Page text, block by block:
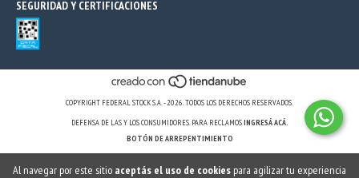
Al navegar por este sitio aceptás el uso de cookies para agilizar tu experiencia
SEGURIDAD Y CERTIFICACIONES
COPYRIGHT FEDERAL STOCK S.A. - 2026. TODOS LOS DERECHOS RESERVADOS.
DEFENSA DE LAS Y LOS CONSUMIDORES. PARA RECLAMOSINGRESÁ ACÁ.
BOTÓN DE ARREPENTIMIENTO